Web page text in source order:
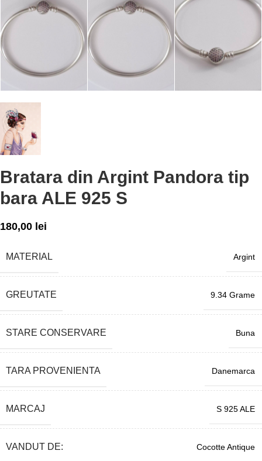
Bratara din Argint Pandora tip
bara ALE 925 S
180,00 lei
MATERIAL Argint
GREUTATE 9.34 Grame
STARE CONSERVARE Buna
TARA PROVENIENTA Danemarca
MARCAJ S 925 ALE
VANDUT DE: Cocotte Antique